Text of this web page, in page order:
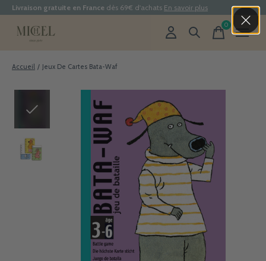
Livraison gratuite en France dès 69€ d'achats En savoir plus
0items
Accueil / Jeux De Cartes Bata-Waf